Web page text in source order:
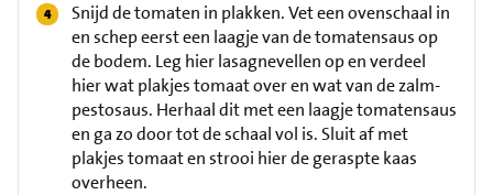
Snijd de tomaten in plakken. Vet een ovenschaal in
en schep eerst een laagje van de tomatensaus op
de bodem. Leg hier lasagnevellen op en verdeel
hier wat plakjes tomaat over en wat van de zalm-
pestosaus. Herhaal dit met een laagje tomatensaus
en ga zo door tot de schaal vol is. Sluit af met
plakjes tomaat en strooi hier de geraspte kaas
overheen.